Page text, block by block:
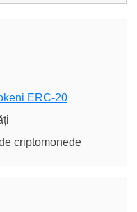
ERC-20
criptomonede